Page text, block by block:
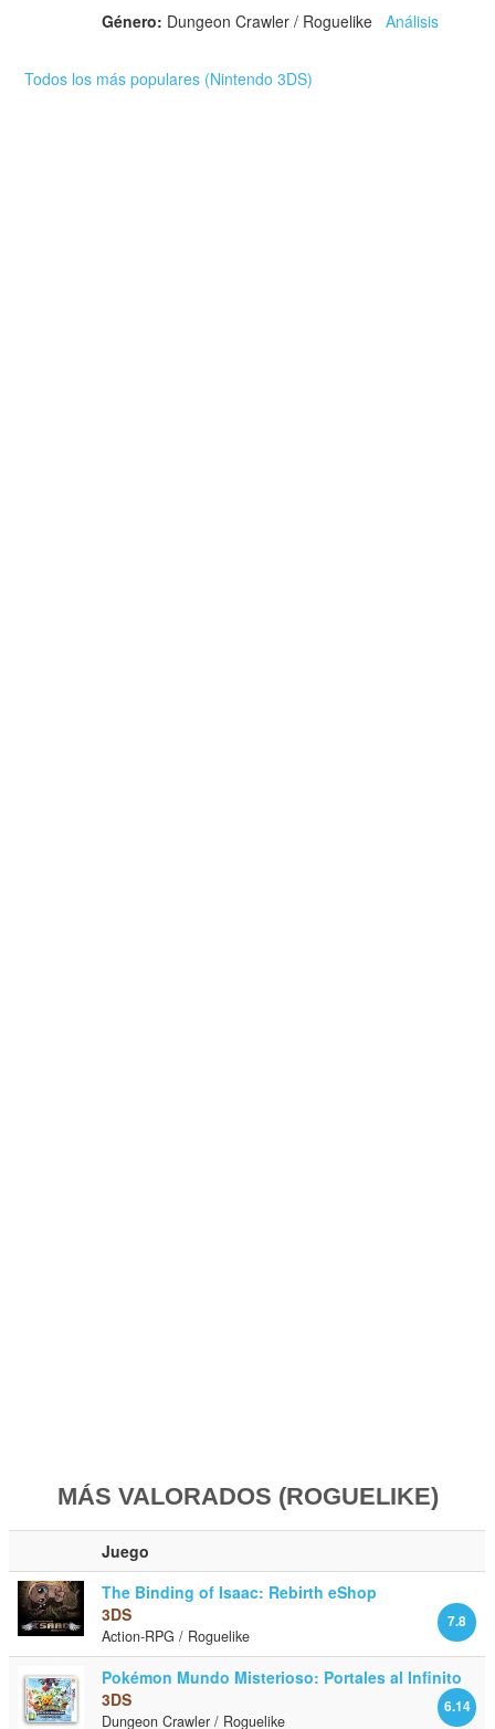
Género: Dungeon Crawler / RoguelikeAnálisis
Todos los más populares (Nintendo 3DS)
MÁS VALORADOS (ROGUELIKE)
Juego
The Binding of Isaac: Rebirth eShop
7.8
3DS
Action-RPG / Roguelike
Pokémon Mundo Misterioso: Portales al Infinito
6.14
3DS
Dungeon Crawler / Roguelike